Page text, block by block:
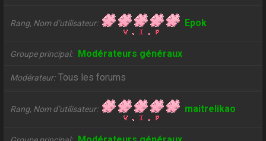
Rang, Nom d’utilisateur Epok
Groupe principal Modérateurs généraux
Modérateur Tous les forums
Rang, Nom d’utilisateur maitrelikao